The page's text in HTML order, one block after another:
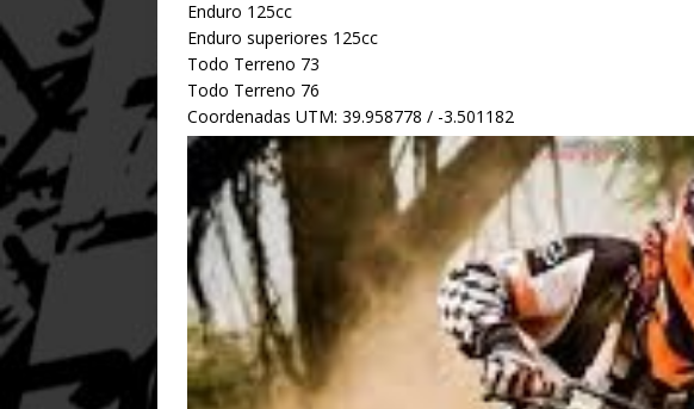
Enduro 125cc
Enduro superiores 125cc
Todo Terreno 73
Todo Terreno 76
Coordenadas UTM: 39.958778 / -3.501182